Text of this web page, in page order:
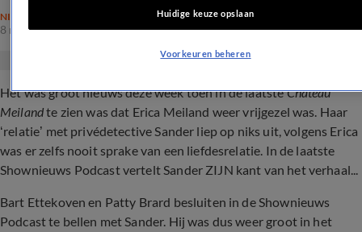
NIEUWS
8 mei 2021, 08:26
Het was groot nieuws deze week toen in de laatsteChateau
Meilandte zien was dat Erica Meiland weer vrijgezel was. Haar
‘relatie’ met privédetective Sander liep op niks uit, volgens Erica
was er zelfs nooit sprake van een liefdesrelatie. In de laatste
Shownieuws Podcast vertelt Sander ZIJN kant van het verhaal...
Bart Ettekoven en Patty Brard besluiten in de Shownieuws
Podcast te bellen met Sander. Hij was dus weer groot in het
Huidige keuze opslaan
Voorkeuren beheren